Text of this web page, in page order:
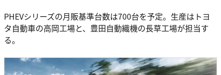
PHEVシリーズの月販基準台数は700台を予定。生産はトヨ
タ自動車の高岡工場と、豊田自動織機の長草工場が担当す
る。